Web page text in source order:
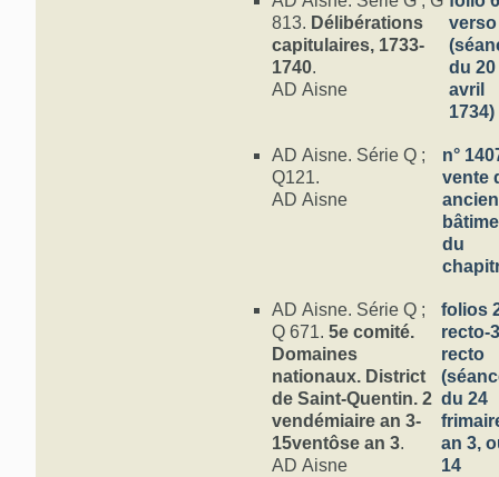
813. Délibérations
capitulaires, 1733-
1740.
AD Aisne
verso
du 20
avril
1734)
AD Aisne. Série Q ;
Q121.
AD Aisne
n°
vente
du
AD Aisne. Série Q ;
Q 671. 5e comité.
Domaines
nationaux. District
de Saint-Quentin. 2
vendémiaire an 3-
15ventôse an 3.
AD Aisne
folios
recto-
recto
du 24
an 3,
14